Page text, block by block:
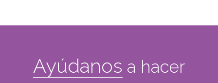
Ayúdanos a hacer